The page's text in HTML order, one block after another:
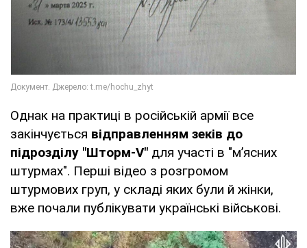
Однак на практиці в російській армії все
закінчується відправленням зеків до
підрозділу "Шторм-V" для участі в "м’ясних
штурмах". Перші відео з розгромом
штурмових груп, у складі яких були й жінки,
вже почали публікувати українські військові.